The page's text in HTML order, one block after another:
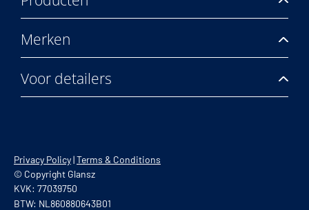
Merken
Voor detailers
Privacy Policy|Terms & Conditions
© Copyright Glansz
KVK: 77039750
BTW: NL860880643B01